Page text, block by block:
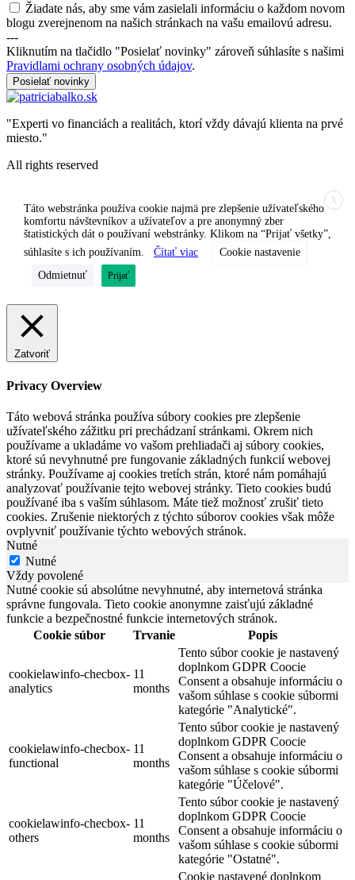
Žiadate nás, aby sme vám zasielali informáciu o každom novom
blogu zverejnenom na našich stránkach na vašu emailovú adresu.
---
Kliknutím na tlačidlo "Posielať novinky" zároveň súhlasíte s našimi
Pravidlami ochrany osobných údajov.
Posielať novinky
"Experti vo financiách a realitách, ktorí vždy dávajú klienta na prvé
miesto."
All rights reserved
X
Táto webstránka používa cookie najmä pre zlepšenie užívateľského
komfortu návštevníkov a užívateľov a pre anonymný zber
štatistických dát o používaní webstránky. Klikom na “Prijať všetky”,
súhlasíte s ich používaním.
Čítať viac
Cookie nastavenie
Odmietnuť
Prijať
Zatvoriť
Privacy Overview
Táto webová stránka používa súbory cookies pre zlepšenie
užívateľského zážitku pri prechádzaní stránkami. Okrem nich
používame a ukladáme vo vašom prehliadači aj súbory cookies,
ktoré sú nevyhnutné pre fungovanie základných funkcií webovej
stránky. Používame aj cookies tretích strán, ktoré nám pomáhajú
analyzovať používanie tejto webovej stránky. Tieto cookies budú
používané iba s vaším súhlasom. Máte tiež možnosť zrušiť tieto
cookies. Zrušenie niektorých z týchto súborov cookies však môže
ovplyvniť používanie týchto webových stránok.
Nutné
Nutné
Vždy povolené
Nutné cookie sú absolútne nevyhnutné, aby internetová stránka
správne fungovala. Tieto cookie anonymne zaisťujú základné
funkcie a bezpečnostné funkcie internetových stránok.
Cookie súbor
Trvanie Popis
cookielawinfo-checbox-
analytics
11
months
Tento súbor cookie je nastavený
doplnkom GDPR Coocie
Consent a obsahuje informáciu o
vašom súhlase s cookie súbormi
kategórie "Analytické".
cookielawinfo-checbox-
functional
11
months
Tento súbor cookie je nastavený
doplnkom GDPR Coocie
Consent a obsahuje informáciu o
vašom súhlase s cookie súbormi
kategórie "Účelové".
cookielawinfo-checbox-
others
11
months
Tento súbor cookie je nastavený
doplnkom GDPR Coocie
Consent a obsahuje informáciu o
vašom súhlase s cookie súbormi
kategórie "Ostatné".
Cookie nastavené doplnkom